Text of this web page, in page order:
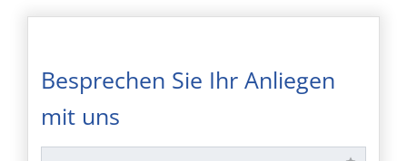
Besprechen Sie Ihr Anliegen
mit uns